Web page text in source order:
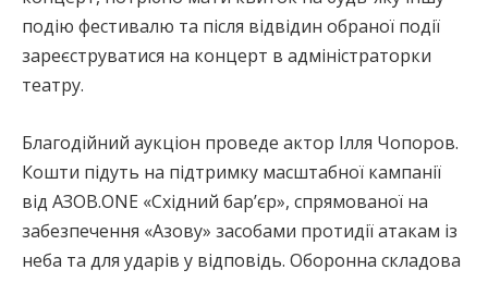
подію фестивалю та після відвідин обраної події
зареєструватися на концерт в адміністраторки
театру.
Благодійний аукціон проведе актор Ілля Чопоров.
Кошти підуть на підтримку масштабної кампанії
від АЗОВ.ONE «Східний бар’єр», спрямованої на
забезпечення «Азову» засобами протидії атакам із
неба та для ударів у відповідь. Оборонна складова